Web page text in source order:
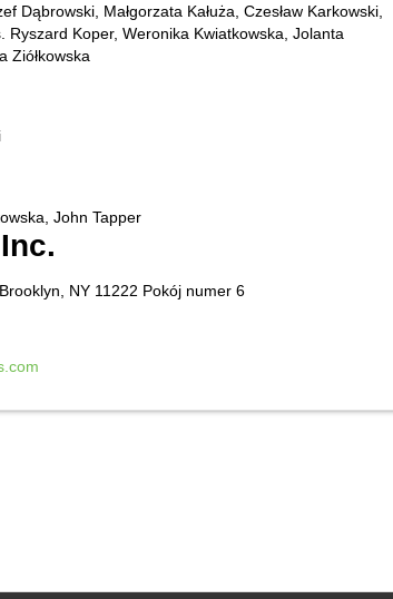
Dąbrowski, Małgorzata Kałuża, Czesław Karkowski,
Ryszard Koper, Weronika Kwiatkowska, Jolanta
Ziółkowska
John Tapper
NY 11222 Pokój numer 6